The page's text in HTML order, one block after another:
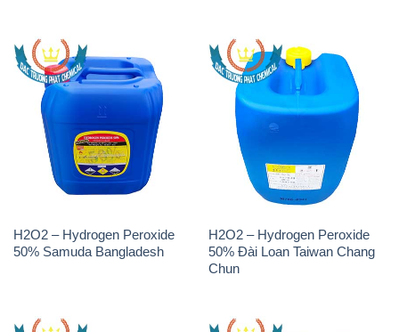
H2O2 – Hydrogen Peroxide
50% Samuda Bangladesh
H2O2 – Hydrogen Peroxide
50% Đài Loan Taiwan Chang